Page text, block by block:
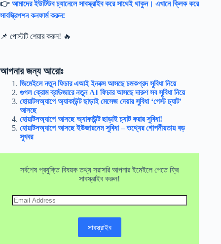
👉 আমাদের ইউটিউব চ্যানেলে সাবস্ক্রাইব করে সাথেই থাকুন। এখানে ক্লিক করে
সাবস্ক্রিপশন কনফার্ম করুন!
📌 পোস্টটি শেয়ার করুন! 🔥
আপনার জন্য আরোঃ
জিমেইলে নতুন ফিচার এআই ইনবক্স আসছে চমকপ্রদ সুবিধা নিয়ে
গুগল ক্রোম ব্রাউজারে নতুন AI ফিচার আসছে দারুণ সব সুবিধা নিয়ে
হোয়াটসঅ্যাপে অ্যাকাউন্ট ছাড়াই মেসেজ দেয়ার সুবিধা ‘গেস্ট চ্যাট’
আসছে
হোয়াটসঅ্যাপে আসছে অ্যাকাউন্ট ছাড়াই চ্যাট করার সুবিধা!
হোয়াটসঅ্যাপে আসছে ইউজারনেম সুবিধা – তথ্যের গোপনীয়তায় বড়
সুখবর
সর্বশেষ প্রযুক্তি বিষয়ক তথ্য সরাসরি আপনার ইমেইলে পেতে ফ্রি
সাবস্ক্রাইব করুন!
Email
Address
সাবস্ক্রাইব